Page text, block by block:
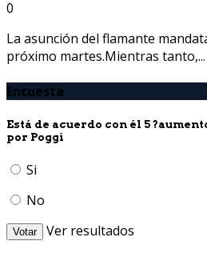
0
La asunción del flamante
próximo martes.Mientras tanto,...
Encuesta
Está de acuerdo con él 5
por Poggi
Si
No
Votar
Ver resultados